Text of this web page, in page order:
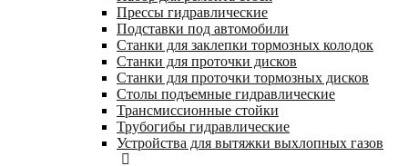
Прессы гидравлические
Подставки под автомобили
Станки для заклепки тормозных колодок
Станки для проточки дисков
Станки для проточки тормозных дисков
Столы подъемные гидравлические
Трансмиссионные стойки
Трубогибы гидравлические
Устройства для вытяжки выхлопных газов